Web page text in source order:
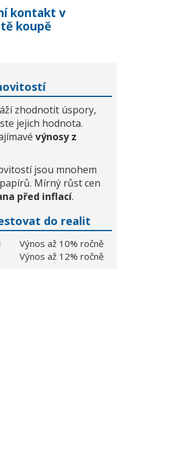
kontakt v
koupě
zhodnotit úspory,
jejich hodnota.
výnosy z
jsou mnohem
Mírný růst cen
před inflací.
do realit
Výnos až 10% ročně
Výnos až 12% ročně